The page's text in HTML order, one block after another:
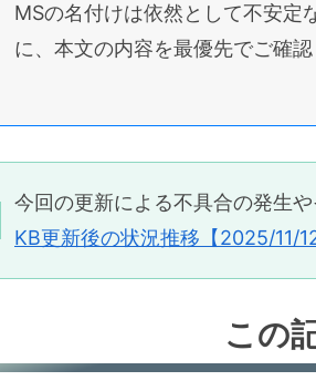
1. アップデート適用前に推奨される
1.1. 必須処置
システム全体の完全なバッ
2025-11 Cumulative
based Systems
MSの名付けは依然として不安定
に、本文の内容を最優先でご確認
今回の更新による不具合の発生
KB更新後の状況推移【2025/11/12
この